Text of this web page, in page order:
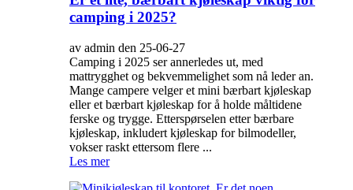
camping i 2025?
av admin den 25-06-27
Camping i 2025 ser annerledes ut, med
mattrygghet og bekvemmelighet som nå leder an.
Mange campere velger et mini bærbart kjøleskap
eller et bærbart kjøleskap for å holde måltidene
ferske og trygge. Etterspørselen etter bærbare
kjøleskap, inkludert kjøleskap for bilmodeller,
vokser raskt ettersom flere ...
Les mer